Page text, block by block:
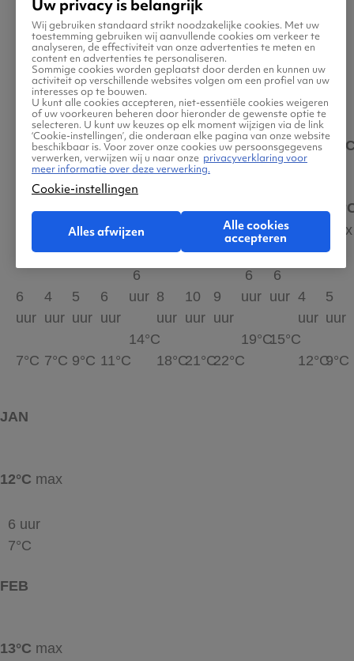
Hoe is het weer in Corsica?
JAN
12°C
6
uur
7°C
FEB
13°C
max
4
uur
7°C
MAA
14°C
max
5
uur
9°C
APR
17°C
max
6
uur
11°C
MEI
20°C
max
6
uur
14°C
JUN
25°C
8
uur
18°C
JUL
28°C
10
uur
21°C
AUG
28°C
max
9
uur
22°C
SEP
25°C
max
6
uur
19°C
OKT
21°C
max
6
uur
15°C
NOV
17°C
4
uur
12°C
max
5
uur
9°C
JAN
12°C max
6 uur
7°C
FEB
13°C max
Uw privacy is belangrijk
Wij gebruiken standaard strikt noodzakelijke cookies. Met uw
toestemming gebruiken wij aanvullende cookies om verkeer te
analyseren, de effectiviteit van onze advertenties te meten en
content en advertenties te personaliseren.
Sommige cookies worden geplaatst door derden en kunnen uw
activiteit op verschillende websites volgen om een profiel van uw
interesses op te bouwen.
U kunt alle cookies accepteren, niet-essentiële cookies weigeren
of uw voorkeuren beheren door hieronder de gewenste optie te
selecteren. U kunt uw keuzes op elk moment wijzigen via de link
‘Cookie-instellingen’, die onderaan elke pagina van onze website
beschikbaar is. Voor zover onze cookies uw persoonsgegevens
verwerken, verwijzen wij u naar onze privacyverklaring voor
meer informatie over deze verwerking.
Cookie-instellingen
Alles afwijzen
Alle cookies
accepteren